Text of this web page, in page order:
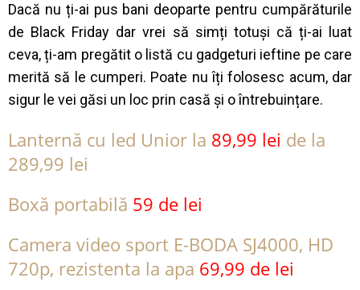
Dacă nu ți-ai pus bani deoparte pentru cumpărăturile
de Black Friday dar vrei să simți totuși că ți-ai luat
ceva, ți-am pregătit o listă cu gadgeturi ieftine pe care
merită să le cumperi. Poate nu îți folosesc acum, dar
sigur le vei găsi un loc prin casă și o întrebuințare.
Lanternă cu led Unior la 89,99 lei de la
289,99 lei
Boxă portabilă 59 de lei
Camera video sport E-BODA SJ4000, HD
720p, rezistenta la apa 69,99 de lei